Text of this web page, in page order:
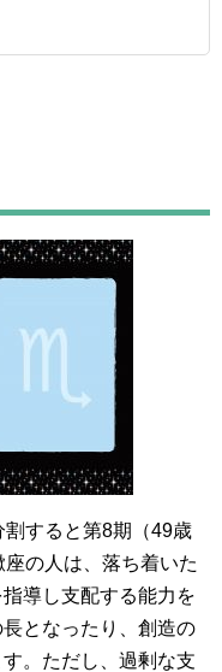
すると第8期（49歳
の人は、落ち着いた
導し支配する能力を
となったり、創造の
。ただし、過剰な支